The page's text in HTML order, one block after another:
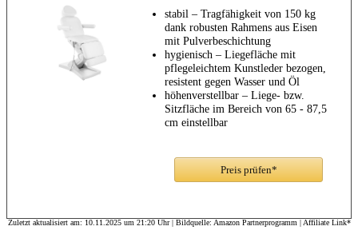
stabil – Tragfähigkeit von 150 kg
dank robusten Rahmens aus Eisen
mit Pulverbeschichtung
hygienisch – Liegefläche mit
pflegeleichtem Kunstleder bezogen,
resistent gegen Wasser und Öl
höhenverstellbar – Liege- bzw.
Sitzfläche im Bereich von 65 - 87,5
cm einstellbar
Preis prüfen*
Zuletzt aktualisiert am: 10.11.2025 um 21:20 Uhr | Bildquelle: Amazon Partnerprogramm | Affiliate Link*